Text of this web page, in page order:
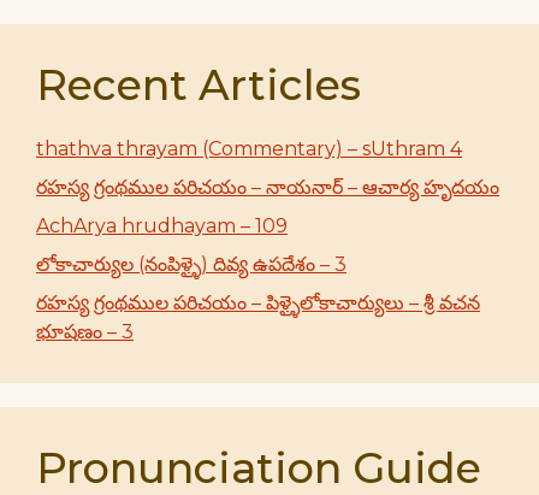
Recent Articles
thathva thrayam (Commentary) – sUthram 4
రహస్య గ్రంథముల పరిచయం – నాయనార్ – ఆచార్య హృదయం
AchArya hrudhayam – 109
లోకాచార్యుల (నంపిళ్ళై) దివ్య ఉపదేశం – 3
రహస్య గ్రంథముల పరిచయం – పిళ్ళైలోకాచార్యులు – శ్రీ వచన
భూషణం – 3
Pronunciation Guide